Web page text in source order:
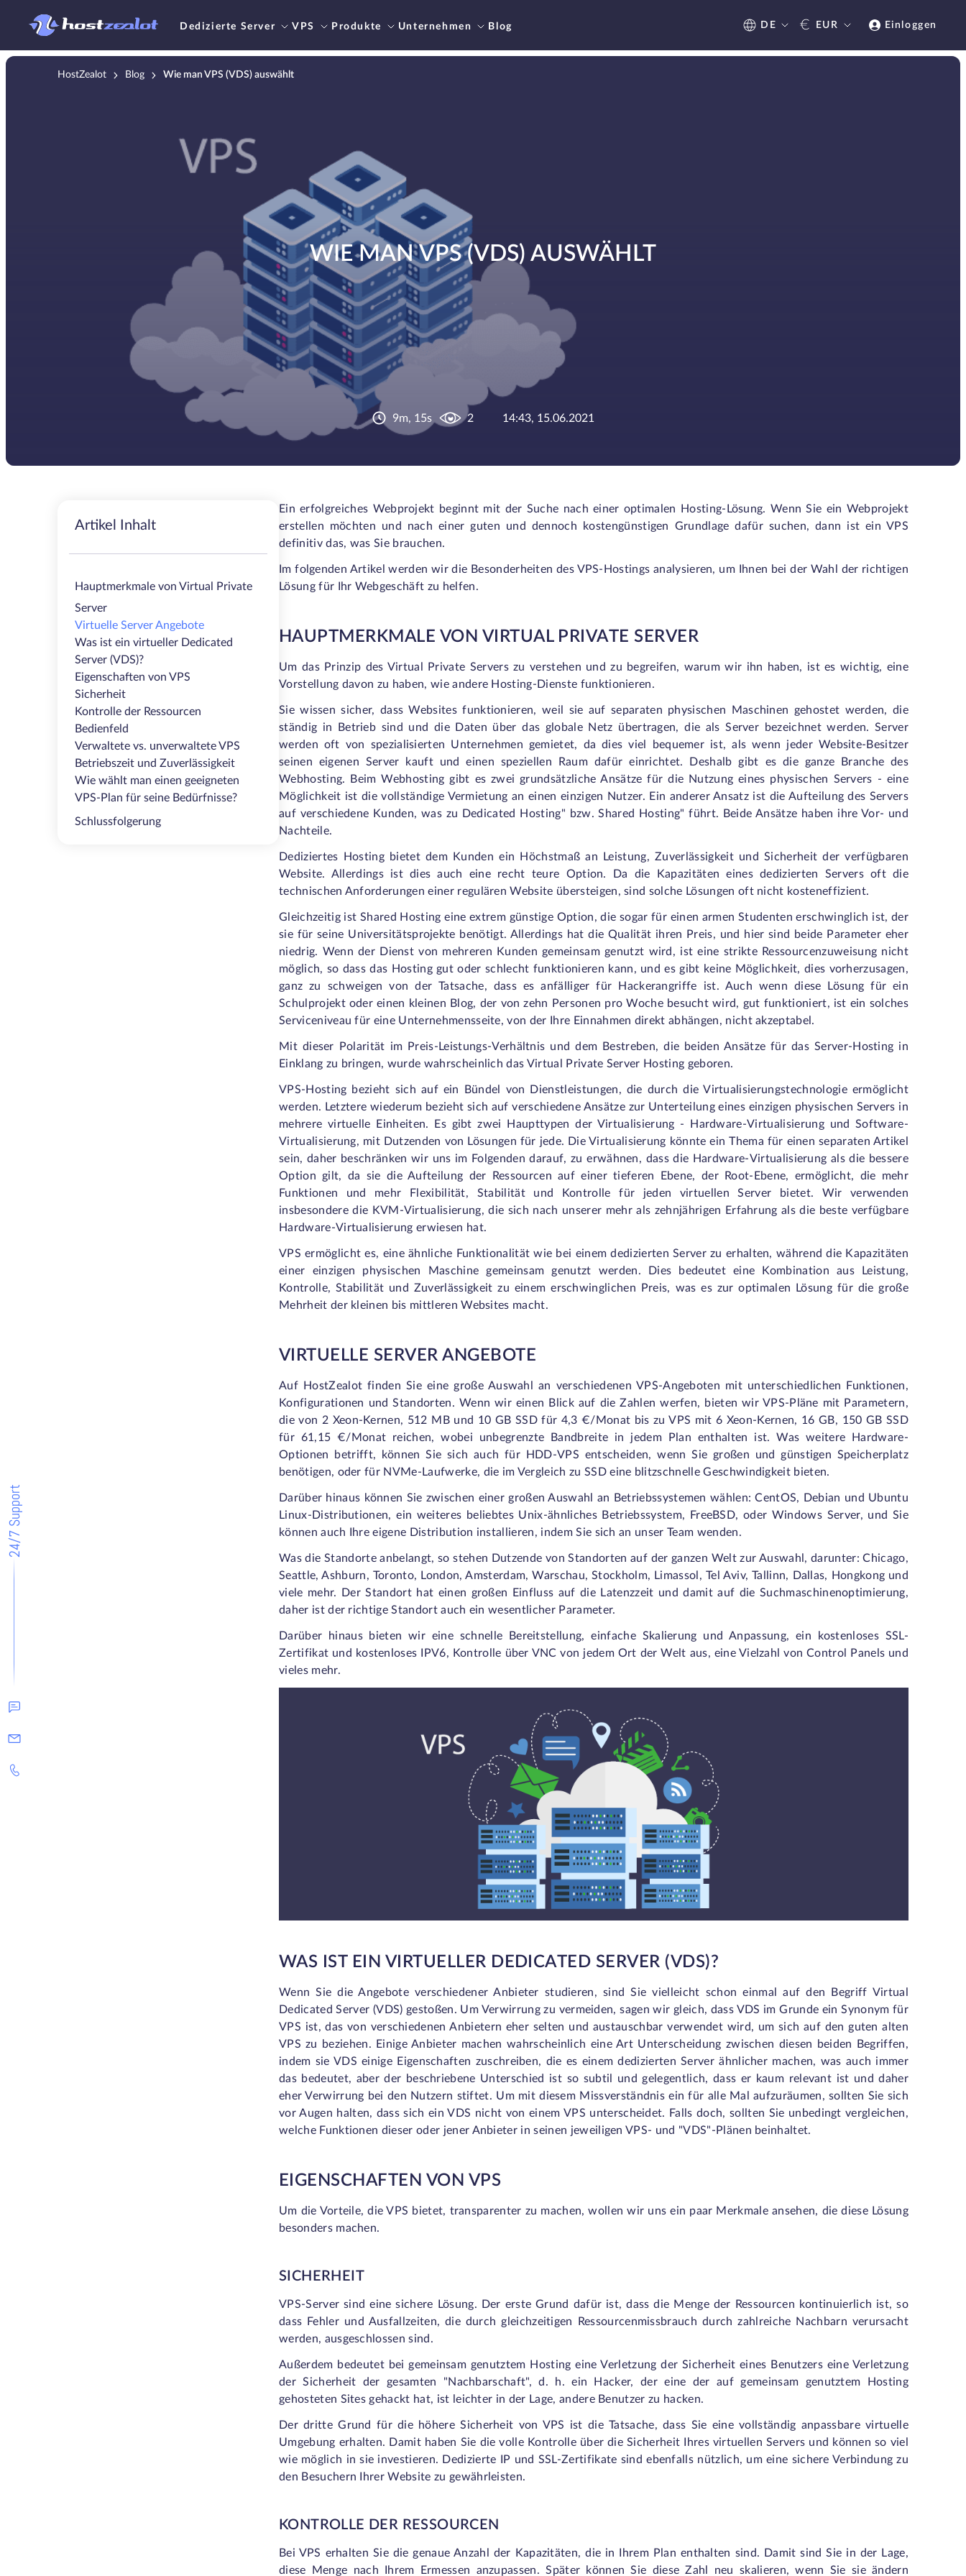
Dedizierte Server VPS Produkte Unternehmen Blog DE € EUR Einloggen
24/7 Support
HostZealot Blog Wie man VPS (VDS) auswählt
WIE MAN VPS (VDS) AUSWÄHLT
9m, 15s 2 14:43, 15.06.2021
Artikel Inhalt
Hauptmerkmale von Virtual Private
Server
Virtuelle Server Angebote
Was ist ein virtueller Dedicated
Server (VDS)?
Eigenschaften von VPS
Sicherheit
Kontrolle der Ressourcen
Bedienfeld
Verwaltete vs. unverwaltete VPS
Betriebszeit und Zuverlässigkeit
Wie wählt man einen geeigneten
VPS-Plan für seine Bedürfnisse?
Schlussfolgerung
Ein erfolgreiches Webprojekt beginnt mit der Suche nach einer optimalen Hosting-Lösung. Wenn Sie ein Webprojekt
erstellen möchten und nach einer guten und dennoch kostengünstigen Grundlage dafür suchen, dann ist ein VPS
definitiv das, was Sie brauchen.
Im folgenden Artikel werden wir die Besonderheiten des VPS-Hostings analysieren, um Ihnen bei der Wahl der richtigen
Lösung für Ihr Webgeschäft zu helfen.
HAUPTMERKMALE VON VIRTUAL PRIVATE SERVER
Um das Prinzip des Virtual Private Servers zu verstehen und zu begreifen, warum wir ihn haben, ist es wichtig, eine
Vorstellung davon zu haben, wie andere Hosting-Dienste funktionieren.
Sie wissen sicher, dass Websites funktionieren, weil sie auf separaten physischen Maschinen gehostet werden, die
ständig in Betrieb sind und die Daten über das globale Netz übertragen, die als Server bezeichnet werden. Server
werden oft von spezialisierten Unternehmen gemietet, da dies viel bequemer ist, als wenn jeder Website-Besitzer
seinen eigenen Server kauft und einen speziellen Raum dafür einrichtet. Deshalb gibt es die ganze Branche des
Webhosting. Beim Webhosting gibt es zwei grundsätzliche Ansätze für die Nutzung eines physischen Servers - eine
Möglichkeit ist die vollständige Vermietung an einen einzigen Nutzer. Ein anderer Ansatz ist die Aufteilung des Servers
auf verschiedene Kunden, was zu Dedicated Hosting" bzw. Shared Hosting" führt. Beide Ansätze haben ihre Vor- und
Nachteile.
Dediziertes Hosting bietet dem Kunden ein Höchstmaß an Leistung, Zuverlässigkeit und Sicherheit der verfügbaren
Website. Allerdings ist dies auch eine recht teure Option. Da die Kapazitäten eines dedizierten Servers oft die
technischen Anforderungen einer regulären Website übersteigen, sind solche Lösungen oft nicht kosteneffizient.
Gleichzeitig ist Shared Hosting eine extrem günstige Option, die sogar für einen armen Studenten erschwinglich ist, der
sie für seine Universitätsprojekte benötigt. Allerdings hat die Qualität ihren Preis, und hier sind beide Parameter eher
niedrig. Wenn der Dienst von mehreren Kunden gemeinsam genutzt wird, ist eine strikte Ressourcenzuweisung nicht
möglich, so dass das Hosting gut oder schlecht funktionieren kann, und es gibt keine Möglichkeit, dies vorherzusagen,
ganz zu schweigen von der Tatsache, dass es anfälliger für Hackerangriffe ist. Auch wenn diese Lösung für ein
Schulprojekt oder einen kleinen Blog, der von zehn Personen pro Woche besucht wird, gut funktioniert, ist ein solches
Serviceniveau für eine Unternehmensseite, von der Ihre Einnahmen direkt abhängen, nicht akzeptabel.
Mit dieser Polarität im Preis-Leistungs-Verhältnis und dem Bestreben, die beiden Ansätze für das Server-Hosting in
Einklang zu bringen, wurde wahrscheinlich das Virtual Private Server Hosting geboren.
VPS-Hosting bezieht sich auf ein Bündel von Dienstleistungen, die durch die Virtualisierungstechnologie ermöglicht
werden. Letztere wiederum bezieht sich auf verschiedene Ansätze zur Unterteilung eines einzigen physischen Servers in
mehrere virtuelle Einheiten. Es gibt zwei Haupttypen der Virtualisierung - Hardware-Virtualisierung und Software-
Virtualisierung, mit Dutzenden von Lösungen für jede. Die Virtualisierung könnte ein Thema für einen separaten Artikel
sein, daher beschränken wir uns im Folgenden darauf, zu erwähnen, dass die Hardware-Virtualisierung als die bessere
Option gilt, da sie die Aufteilung der Ressourcen auf einer tieferen Ebene, der Root-Ebene, ermöglicht, die mehr
Funktionen und mehr Flexibilität, Stabilität und Kontrolle für jeden virtuellen Server bietet. Wir verwenden
insbesondere die KVM-Virtualisierung, die sich nach unserer mehr als zehnjährigen Erfahrung als die beste verfügbare
Hardware-Virtualisierung erwiesen hat.
VPS ermöglicht es, eine ähnliche Funktionalität wie bei einem dedizierten Server zu erhalten, während die Kapazitäten
einer einzigen physischen Maschine gemeinsam genutzt werden. Dies bedeutet eine Kombination aus Leistung,
Kontrolle, Stabilität und Zuverlässigkeit zu einem erschwinglichen Preis, was es zur optimalen Lösung für die große
Mehrheit der kleinen bis mittleren Websites macht.
VIRTUELLE SERVER ANGEBOTE
Auf HostZealot finden Sie eine große Auswahl an verschiedenen VPS-Angeboten mit unterschiedlichen Funktionen,
Konfigurationen und Standorten. Wenn wir einen Blick auf die Zahlen werfen, bieten wir VPS-Pläne mit Parametern,
die von 2 Xeon-Kernen, 512 MB und 10 GB SSD für 4,3 €/Monat bis zu VPS mit 6 Xeon-Kernen, 16 GB, 150 GB SSD
für 61,15 €/Monat reichen, wobei unbegrenzte Bandbreite in jedem Plan enthalten ist. Was weitere Hardware-
Optionen betrifft, können Sie sich auch für HDD-VPS entscheiden, wenn Sie großen und günstigen Speicherplatz
benötigen, oder für NVMe-Laufwerke, die im Vergleich zu SSD eine blitzschnelle Geschwindigkeit bieten.
Darüber hinaus können Sie zwischen einer großen Auswahl an Betriebssystemen wählen: CentOS, Debian und Ubuntu
Linux-Distributionen, ein weiteres beliebtes Unix-ähnliches Betriebssystem, FreeBSD, oder Windows Server, und Sie
können auch Ihre eigene Distribution installieren, indem Sie sich an unser Team wenden.
Was die Standorte anbelangt, so stehen Dutzende von Standorten auf der ganzen Welt zur Auswahl, darunter: Chicago,
Seattle, Ashburn, Toronto, London, Amsterdam, Warschau, Stockholm, Limassol, Tel Aviv, Tallinn, Dallas, Hongkong und
viele mehr. Der Standort hat einen großen Einfluss auf die Latenzzeit und damit auf die Suchmaschinenoptimierung,
daher ist der richtige Standort auch ein wesentlicher Parameter.
Darüber hinaus bieten wir eine schnelle Bereitstellung, einfache Skalierung und Anpassung, ein kostenloses SSL-
Zertifikat und kostenloses IPV6, Kontrolle über VNC von jedem Ort der Welt aus, eine Vielzahl von Control Panels und
vieles mehr.
WAS IST EIN VIRTUELLER DEDICATED SERVER (VDS)?
Wenn Sie die Angebote verschiedener Anbieter studieren, sind Sie vielleicht schon einmal auf den Begriff Virtual
Dedicated Server (VDS) gestoßen. Um Verwirrung zu vermeiden, sagen wir gleich, dass VDS im Grunde ein Synonym für
VPS ist, das von verschiedenen Anbietern eher selten und austauschbar verwendet wird, um sich auf den guten alten
VPS zu beziehen. Einige Anbieter machen wahrscheinlich eine Art Unterscheidung zwischen diesen beiden Begriffen,
indem sie VDS einige Eigenschaften zuschreiben, die es einem dedizierten Server ähnlicher machen, was auch immer
das bedeutet, aber der beschriebene Unterschied ist so subtil und gelegentlich, dass er kaum relevant ist und daher
eher Verwirrung bei den Nutzern stiftet. Um mit diesem Missverständnis ein für alle Mal aufzuräumen, sollten Sie sich
vor Augen halten, dass sich ein VDS nicht von einem VPS unterscheidet. Falls doch, sollten Sie unbedingt vergleichen,
welche Funktionen dieser oder jener Anbieter in seinen jeweiligen VPS- und "VDS"-Plänen beinhaltet.
EIGENSCHAFTEN VON VPS
Um die Vorteile, die VPS bietet, transparenter zu machen, wollen wir uns ein paar Merkmale ansehen, die diese Lösung
besonders machen.
SICHERHEIT
VPS-Server sind eine sichere Lösung. Der erste Grund dafür ist, dass die Menge der Ressourcen kontinuierlich ist, so
dass Fehler und Ausfallzeiten, die durch gleichzeitigen Ressourcenmissbrauch durch zahlreiche Nachbarn verursacht
werden, ausgeschlossen sind.
Außerdem bedeutet bei gemeinsam genutztem Hosting eine Verletzung der Sicherheit eines Benutzers eine Verletzung
der Sicherheit der gesamten "Nachbarschaft", d. h. ein Hacker, der eine der auf gemeinsam genutztem Hosting
gehosteten Sites gehackt hat, ist leichter in der Lage, andere Benutzer zu hacken.
Der dritte Grund für die höhere Sicherheit von VPS ist die Tatsache, dass Sie eine vollständig anpassbare virtuelle
Umgebung erhalten. Damit haben Sie die volle Kontrolle über die Sicherheit Ihres virtuellen Servers und können so viel
wie möglich in sie investieren. Dedizierte IP und SSL-Zertifikate sind ebenfalls nützlich, um eine sichere Verbindung zu
den Besuchern Ihrer Website zu gewährleisten.
KONTROLLE DER RESSOURCEN
Bei VPS erhalten Sie die genaue Anzahl der Kapazitäten, die in Ihrem Plan enthalten sind. Damit sind Sie in der Lage,
diese Menge nach Ihrem Ermessen anzupassen. Später können Sie diese Zahl neu skalieren, wenn Sie sie ändern